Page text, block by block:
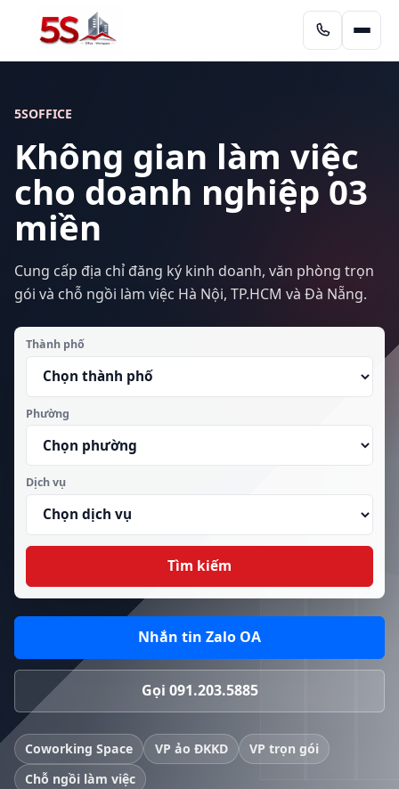
5SOFFICE
Không gian làm việc
cho doanh nghiệp 03
miền
Cung cấp địa chỉ đăng ký kinh doanh, văn phòng trọn
gói và chỗ ngồi làm việc Hà Nội, TP.HCM và Đà Nẵng.
Thành phố
Phường
Dịch vụ
Tìm kiếm
Nhắn tin Zalo OA
Gọi 091.203.5885
Coworking Space VP ảo ĐKKD
VP trọn gói
Chỗ ngồi làm việc